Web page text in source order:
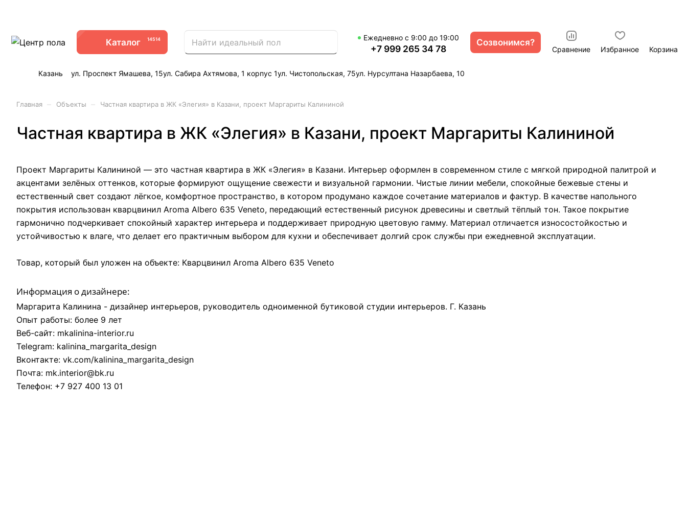
14514
Каталог Ежедневно с 9:00 до 19:00
+7 999 265 34 78
Созвонимся?
Сравнение Избранное Корзина
Казань ул. Проспект Ямашева, 15ул. Сабира Ахтямова, 1 корпус 1ул. Чистопольская, 75ул. Нурсултана Назарбаева, 10
Главная Объекты Частная квартира в ЖК «Элегия» в Казани, проект Маргариты Калининой
Частная квартира в ЖК «Элегия» в Казани, проект Маргариты Калининой
Проект Маргариты Калининой — это частная квартира в ЖК «Элегия» в Казани. Интерьер оформлен в современном стиле с мягкой природной палитрой и
акцентами зелёных оттенков, которые формируют ощущение свежести и визуальной гармонии. Чистые линии мебели, спокойные бежевые стены и
естественный свет создают лёгкое, комфортное пространство, в котором продумано каждое сочетание материалов и фактур. В качестве напольного
покрытия использован кварцвинил Aroma Albero 635 Veneto, передающий естественный рисунок древесины и светлый тёплый тон. Такое покрытие
гармонично подчеркивает спокойный характер интерьера и поддерживает природную цветовую гамму. Материал отличается износостойкостью и
устойчивостью к влаге, что делает его практичным выбором для кухни и обеспечивает долгий срок службы при ежедневной эксплуатации.
Товар, который был уложен на объекте: Кварцвинил Aroma Albero 635 Veneto
Информация о дизайнере:
Маргарита Калинина - дизайнер интерьеров, руководитель одноименной бутиковой студии интерьеров. Г. Казань
Опыт работы: более 9 лет
Веб-сайт: mkalinina-interior.ru
Telegram: kalinina_margarita_design
Вконтакте: vk.com/kalinina_margarita_design
Почта: mk.interior@bk.ru
Телефон: +7 927 400 13 01